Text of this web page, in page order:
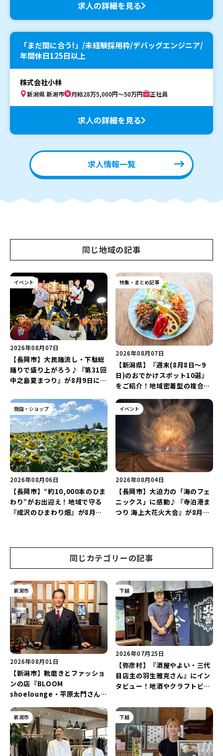
求人の詳細を見る
「まだ間に合う!」/未経験採用枠/デバッグエンジニア/
年間休日125日以上
株式会社小林
新潟県 新潟市 月給28万5,000円～50万円 正社員
求人の詳細を見る
求人情報一覧
同じ地域の記事
イベント
2026年08月07日
【長岡市】大民踊流し・下駄総
踊りで盛り上がろう♪『第31回
中之島夏まつり』が8月9日に開
手”のシュート対決は必見♪
特集・まとめ記事
2026年08月07日
【新潟県】『週末(8月8日～9
日)のおでかけスポット10選』
をご紹介！地域密着型の複合施
ナ丸大新潟のサマーフェスタ
2026」がおすすめ♪
施設・ショップ
2026年08月06日
【長岡市】“約10,000本のひま
わり”がお出迎え！地域で守る
『成沢のひまわり畑』が8月中
イベント
2026年08月04日
【長岡市】大迫力の「海のフェ
ニックス」に感動♪『寺泊港ま
つり 海上大花火大会』が8月7
同じカテゴリーの記事
新潟市
2026年08月01日
【新潟市】靴磨きとファッショ
ンの店『BLOOM
shoelounge・平原太門さん』
機嫌な毎日」をつくる装いの提
案とは？
下越
2026年07月25日
【弥彦村】『酒屋やよい・三代
目店主の羽生雅克さん』にイン
タビュー！地酒やクラフトビー
る“挑戦の歴史”に迫る♪
新潟市 下越